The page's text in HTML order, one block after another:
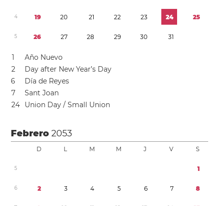
4 19 20 21 22 23 24 25
5 26 27 28 29 30 31
1
Año Nuevo
2
Day after New Year’s Day
6
Día de Reyes
7
Sant Joan
24 Union Day / Small Union
Febrero2053
D L M M J V S
5 1
6 2 3 4 5 6 7 8